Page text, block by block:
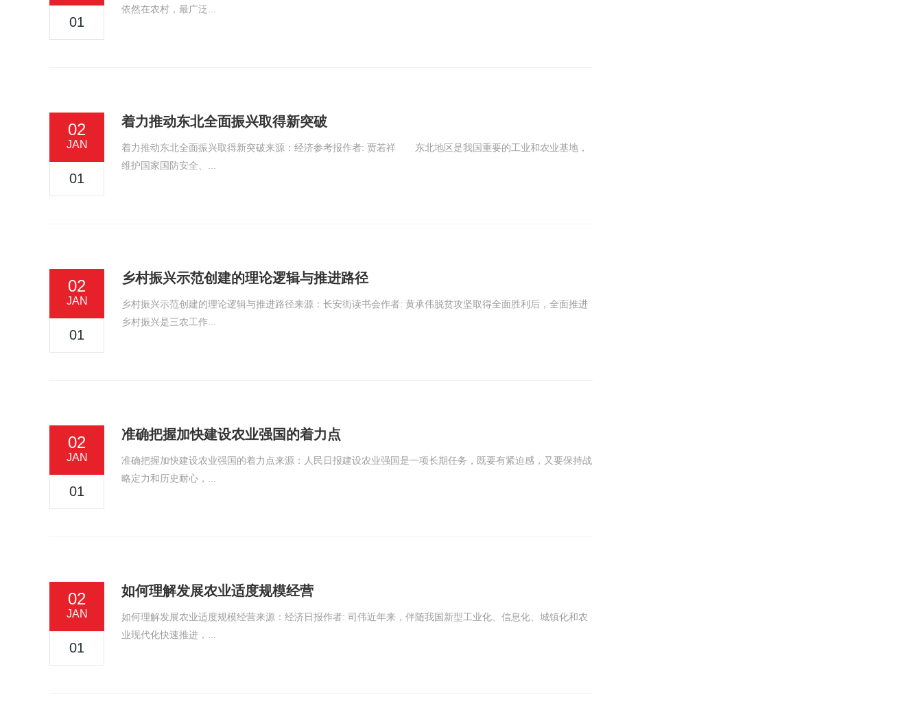
01
依然在农村，最广泛...
02
JAN
01
着力推动东北全面振兴取得新突破
着力推动东北全面振兴取得新突破来源：经济参考报作者: 贾若祥 东北地区是我国重要的工业和农业基地，
维护国家国防安全、...
02
JAN
01
乡村振兴示范创建的理论逻辑与推进路径
乡村振兴示范创建的理论逻辑与推进路径来源：长安街读书会作者: 黄承伟脱贫攻坚取得全面胜利后，全面推进
乡村振兴是三农工作...
02
JAN
01
准确把握加快建设农业强国的着力点
准确把握加快建设农业强国的着力点来源：人民日报建设农业强国是一项长期任务，既要有紧迫感，又要保持战
略定力和历史耐心，...
02
JAN
01
如何理解发展农业适度规模经营
如何理解发展农业适度规模经营来源：经济日报作者: 司伟近年来，伴随我国新型工业化、信息化、城镇化和农
业现代化快速推进，...